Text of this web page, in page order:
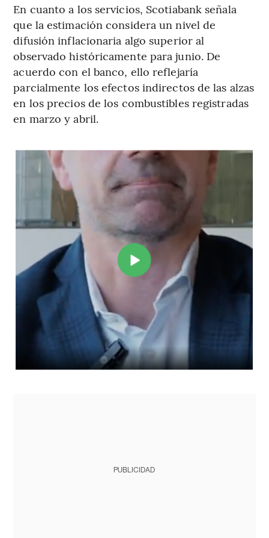
En cuanto a los servicios, Scotiabank señala
que la estimación considera un nivel de
difusión inflacionaria algo superior al
observado históricamente para junio. De
acuerdo con el banco, ello reflejaría
parcialmente los efectos indirectos de las alzas
en los precios de los combustibles registradas
en marzo y abril.
PUBLICIDAD